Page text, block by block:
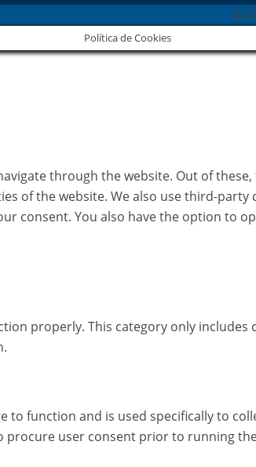
©
Política de Cookies
through the website. Out of
of the website. We also use third-
consent. You also have the option to
properly. This category only
function and is used specifically to
user consent prior to running